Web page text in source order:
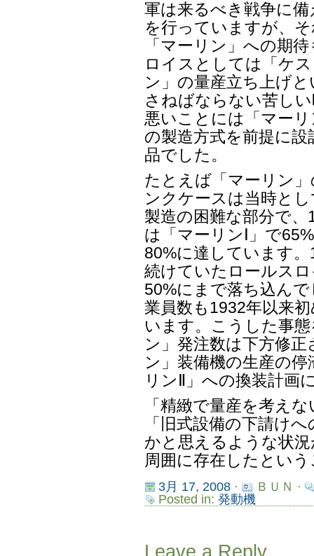
軍は来るべき戦争に
を行っていますが、
「マーリン」への期
ロイスとしては「ケ
ン」の量産立ち上げ
さねばならない苦し
悪いことには「マー
の製造方式を前提に
品でした。
たとえば「マーリン
ンクケースは当時と
製造の困難な部分で
は「マーリンⅠ」で
80%に達しています
続けていたロールス
50%にまで落ち込ん
業員数も1932年以来
います。こうした事
ン」発注数は下方修
ン」装備機の生産の
リンⅡ」への換装計画
「精緻で量産を考え
「旧式設備の下請け
かと思えるような状
周囲に存在したとい
3月 17, 2008·
ＢＵＮ ·
Posted in: 発動機